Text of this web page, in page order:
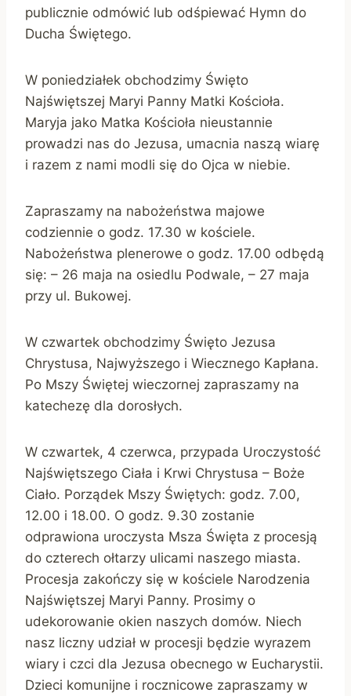
publicznie odmówić lub odśpiewać Hymn do
Ducha Świętego.
W poniedziałek obchodzimy Święto
Najświętszej Maryi Panny Matki Kościoła.
Maryja jako Matka Kościoła nieustannie
prowadzi nas do Jezusa, umacnia naszą wiarę
i razem z nami modli się do Ojca w niebie.
Zapraszamy na nabożeństwa majowe
codziennie o godz. 17.30 w kościele.
Nabożeństwa plenerowe o godz. 17.00 odbędą
się: – 26 maja na osiedlu Podwale, – 27 maja
przy ul. Bukowej.
W czwartek obchodzimy Święto Jezusa
Chrystusa, Najwyższego i Wiecznego Kapłana.
Po Mszy Świętej wieczornej zapraszamy na
katechezę dla dorosłych.
W czwartek, 4 czerwca, przypada Uroczystość
Najświętszego Ciała i Krwi Chrystusa – Boże
Ciało. Porządek Mszy Świętych: godz. 7.00,
12.00 i 18.00. O godz. 9.30 zostanie
odprawiona uroczysta Msza Święta z procesją
do czterech ołtarzy ulicami naszego miasta.
Procesja zakończy się w kościele Narodzenia
Najświętszej Maryi Panny. Prosimy o
udekorowanie okien naszych domów. Niech
nasz liczny udział w procesji będzie wyrazem
wiary i czci dla Jezusa obecnego w Eucharystii.
Dzieci komunijne i rocznicowe zapraszamy w